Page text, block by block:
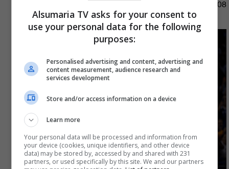
04:35 | 2026-08-08
Alsumaria TV asks for your consent to
use your personal data for the following
purposes:
Personalised advertising and content, advertising and
content measurement, audience research and
services development
Store and/or access information on a device
Learn more
Your personal data will be processed and information from
your device (cookies, unique identifiers, and other device
data) may be stored by, accessed by and shared with 231
partners, or used specifically by this site. We and our partners